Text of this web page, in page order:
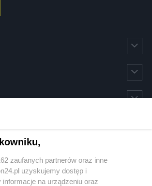
zaufanych partnerów oraz inne
uzyskujemy dostęp i
informacje na urządzeniu oraz